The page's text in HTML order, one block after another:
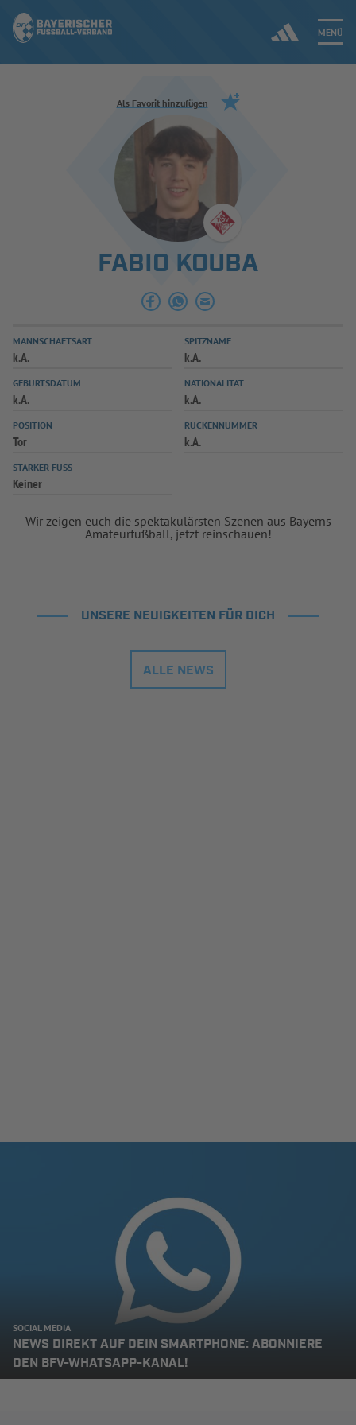
MENÜ
Jetzt einloggen
ERGEBNISSE & WETTBEWERBE
SPIELBETRIEB & VERBANDSLEBEN
AUSBILDUNG & FÖRDERUNG
SPIELPLUS
Als Favorit hinzufügen
FABIO KOUBA
MANNSCHAFTSART
k.A.
SPITZNAME
k.A.
GEBURTSDATUM
k.A.
NATIONALITÄT
k.A.
POSITION
Tor
RÜCKENNUMMER
k.A.
STARKER FUSS
Keiner
Wir zeigen euch die spektakulärsten Szenen aus Bayerns
Amateurfußball, jetzt reinschauen!
UNSERE NEUIGKEITEN FÜR DICH
ALLE NEWS
SOCIAL MEDIA
NEWS DIREKT AUF DEIN SMARTPHONE: ABONNIERE
DEN BFV-WHATSAPP-KANAL!